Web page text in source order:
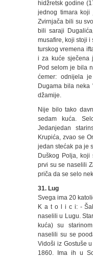
hidžretsk godine
jednog timara
Zvirnjača bili su
bili saraji
musafire, koji stoji i
turskog vremena
i za kuće sječena
Pod selom je bila
ćemer: odnijela
Dugama bila
džamije.
Nije bilo tako
sedam kuća.
Jedanjedan
Krupića, zvao se
jedan stećak pa je
Duškog Polja,
prvi su se naselili
priča da se selo
31. Lug
Svega ima 20
K a t o l i c i: -
naselili u Lugu.
kuća) su
naselili su se
Vidoši iz Gostuše
1860. Ima ih u